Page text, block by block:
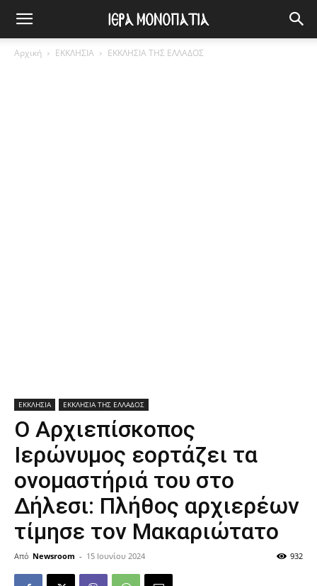
Αρχική ΕΚΚΛΗΣΙΑ ΕΚΚΛΗΣΙΑ ΤΗΣ ΕΛΛΑΔΟΣ
ΕΚΚΛΗΣΙΑ ΕΚΚΛΗΣΙΑ ΤΗΣ ΕΛΛΑΔΟΣ
Ο Αρχιεπίσκοπος
Ιερώνυμος εορτάζει τα
ονομαστήριά του στο
Δήλεσι: Πλήθος αρχιερέων
τίμησε τον Μακαριώτατο
Από Newsroom - 15 Ιουνίου 2024 932